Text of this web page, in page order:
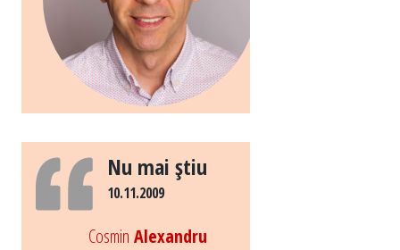
Nu mai ştiu
10.11.2009
Cosmin Alexandru